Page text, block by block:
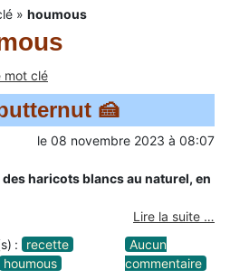
» houmous
mot clé
🍰
le 08 novembre 2023 à 08:07
des haricots blancs au naturel, en
Lire la suite …
:
recette
houmous
Aucun
commentaire